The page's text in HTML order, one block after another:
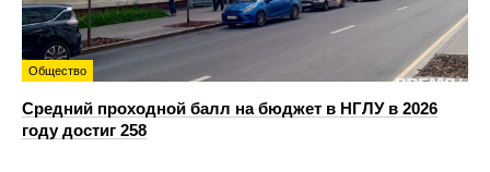
Общество
Средний проходной балл на бюджет в НГЛУ в 2026
году достиг 258